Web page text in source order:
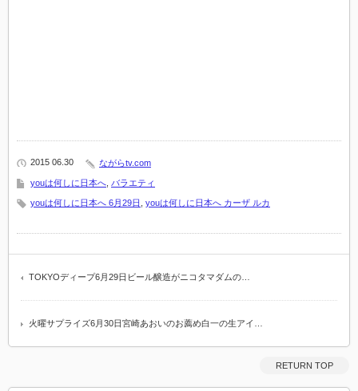
2015 06.30 ながらtv.com
youは何しに日本へ バラエティ
youは何しに日本へ 6月29日 youは何しに日本へ カーザ ルカ
TOKYOディープ6月29日ビール醸造がニコタマダムの…
火曜サプライズ6月30日宮崎あおいのお薦め白一の生アイ…
RETURN TOP